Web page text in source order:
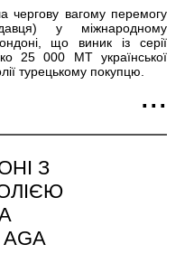
чергову вагому перемогу
у міжнародному
що виник із серії
25 000 МТ української
турецькому покупцю.
З